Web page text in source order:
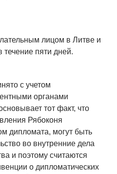
лицом в Литве и
течение пяти дней.
с учетом
органами
тот факт, что
Рябоконя
дипломата, могут быть
во внутренние дела
и поэтому считаются
о дипломатических